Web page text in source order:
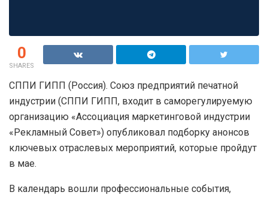
0
SHARES
СППИ ГИПП (Россия). Союз предприятий печатной
индустрии (СППИ ГИПП, входит в саморегулируемую
организацию «Ассоциация маркетинговой индустрии
«Рекламный Совет») опубликовал подборку анонсов
ключевых отраслевых мероприятий, которые пройдут
в мае.
В календарь вошли профессиональные события,